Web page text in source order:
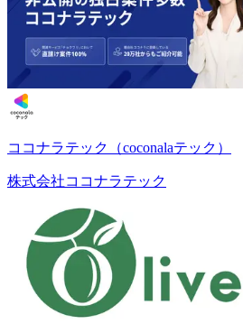
ココナラテック（coconalaテック）
株式会社ココナラテック